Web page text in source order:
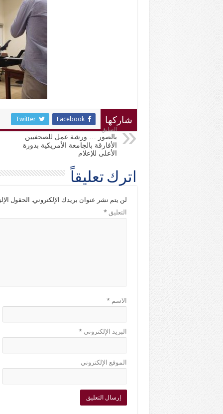
شاركها Facebook
Twitter
السابق
بالصور … ورشة عمل للصحفيين
الأفارقة بالجامعة الأمريكية بدورة
الأعلى للإعلام
اترك تعليقاً
لن يتم نشر عنوان بريدك الإلكتروني. الحقول
التعليق*
الاسم*
البريد الإلكتروني*
الموقع الإلكتروني